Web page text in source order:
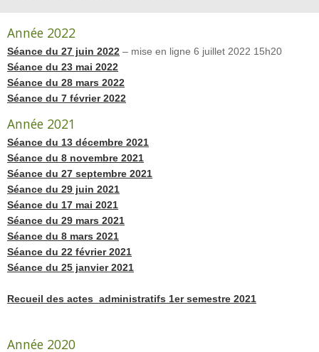
Année 2022
Séance du 27 juin 2022 – mise en ligne 6 juillet 2022 15h20
Séance du 23 mai 2022
Séance du 28 mars 2022
Séance du 7 février 2022
Année 2021
Séance du 13 décembre 2021
Séance du 8 novembre 2021
Séance du 27 septembre 2021
Séance du 29 juin 2021
Séance du 17 mai 2021
Séance du 29 mars 2021
Séance du 8 mars 2021
Séance du 22 février 2021
Séance du 25 janvier 2021
Recueil des actes administratifs 1er semestre 2021
Année 2020